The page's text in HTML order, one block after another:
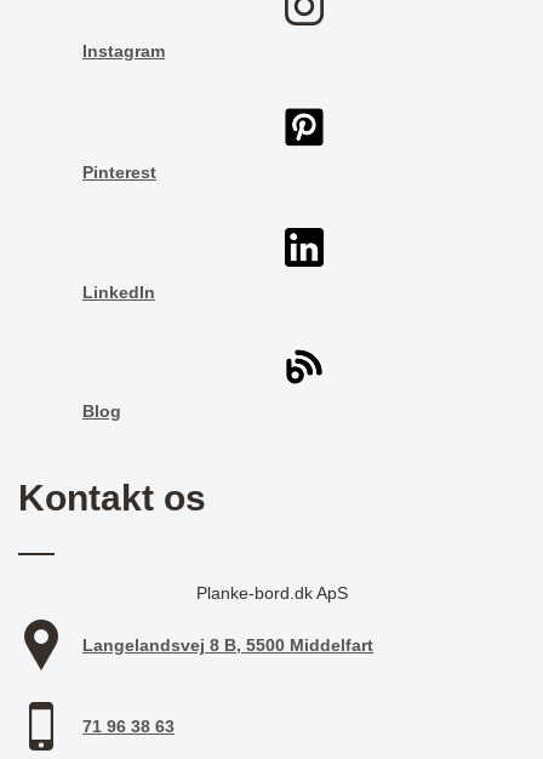
Instagram
Pinterest
LinkedIn
Blog
Kontakt os
Planke-bord.dk ApS
Langelandsvej 8 B, 5500 Middelfart
71 96 38 63